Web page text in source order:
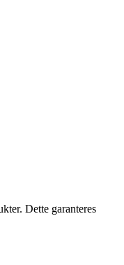
Dette garanteres